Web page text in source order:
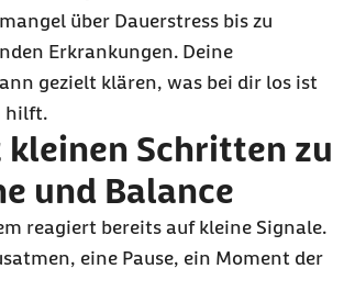
über Dauerstress bis zu
Erkrankungen. Deine
gezielt klären, was bei dir los ist
hilft.
kleinen Schritten zu
und Balance
reagiert bereits auf kleine Signale.
eine Pause, ein Moment der